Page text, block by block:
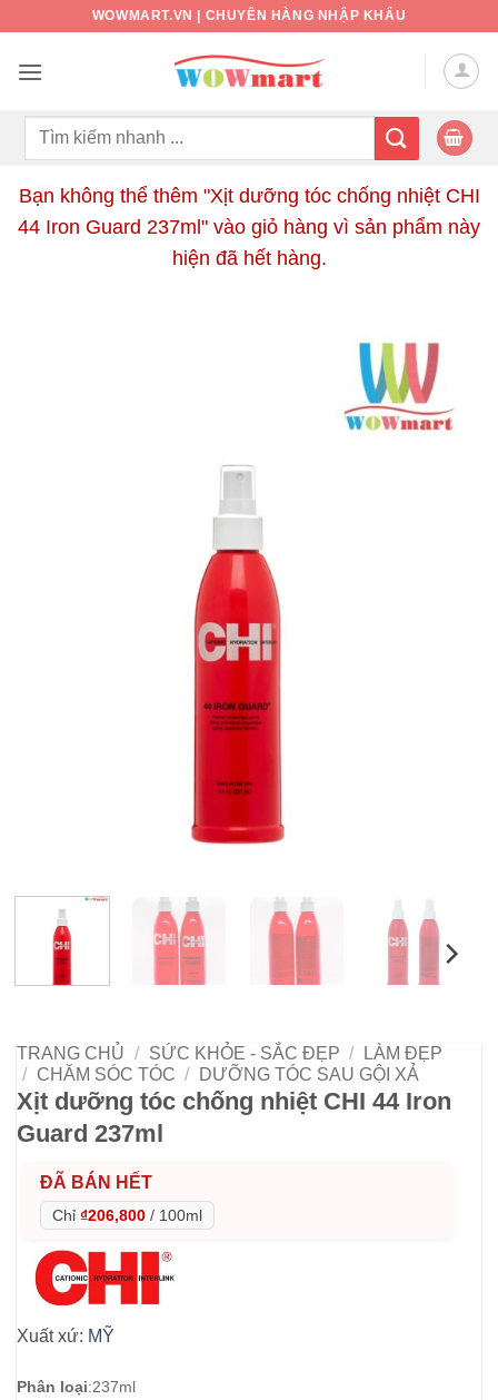
nội
WOWMART.VN | CHUYÊN HÀNG NHẬP KHẨU
Tìm
Bạn không thể thêm "Xịt dưỡng tóc chống nhiệt CHI
44 Iron Guard 237ml" vào giỏ hàng vì sản phẩm này
hiện đã hết hàng.
TRANG CHỦ / SỨC KHỎE - SẮC ĐẸP /
LÀM ĐẸP
/
CHĂM SÓC TÓC / DƯỠNG TÓC SAU GỘI XẢ
Xịt dưỡng tóc chống nhiệt CHI 44 Iron
Guard 237ml
ĐÃ BÁN HẾT
Chỉ ₫206,800 / 100ml
Xuất xứ: MỸ
Phân loại:237ml